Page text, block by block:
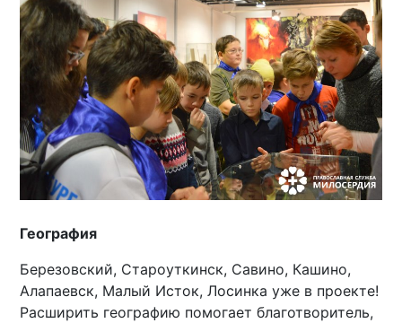
География
Березовский, Староуткинск, Савино, Кашино,
Алапаевск, Малый Исток, Лосинка уже в проекте!
Расширить географию помогает благотворитель,